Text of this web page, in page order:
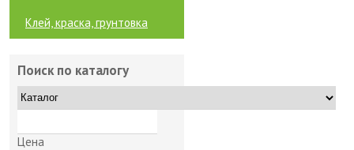
Клей, краска, грунтовка
Поиск по каталогу
Цена